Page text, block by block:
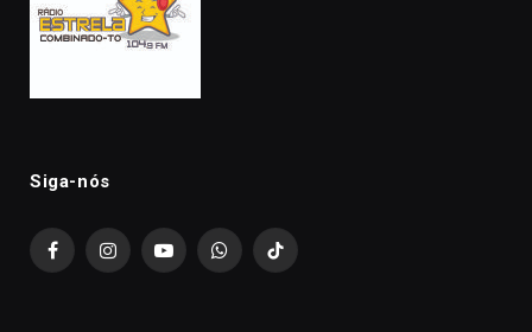
Siga-nós
FacebookInstagramYouTubeWhatsAppTikTok